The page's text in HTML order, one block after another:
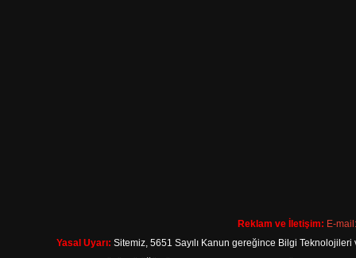
Reklam ve İletişim: E-mail:
Yasal Uyarı: Sitemiz, 5651 Sayılı Kanun gereğince Bilgi